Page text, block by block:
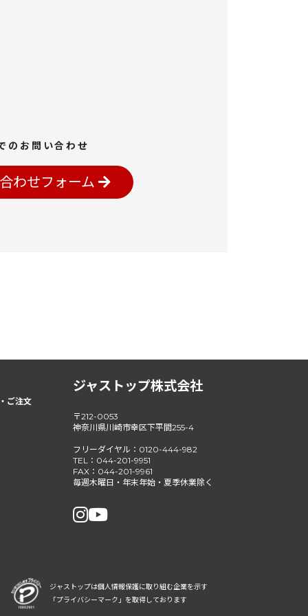
のお問い合わせ
わせフォーム
ご注文
ジャストップ株式会社
〒212-0053
神奈川県川崎市幸区下平間255-4
フリーダイヤル：0120-444-982
TEL：044-201-9951
FAX：044-201-9961
毎週木曜日・年末年始・夏季休業除く
ジャストップは個人情報保護に取り組む企業を示す
「プライバシーマーク」を取得しております